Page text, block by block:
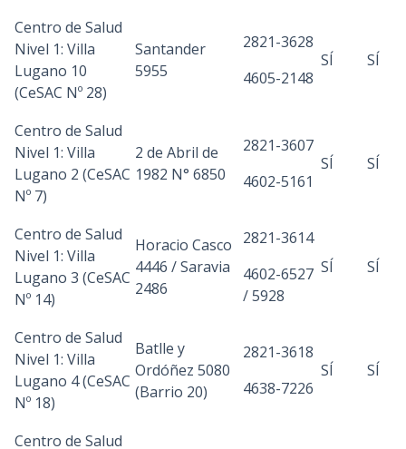
Centro de Salud
Nivel 1: Villa
Lugano 10
(CeSAC Nº 28)
Santander
5955
2821-3628
4605-2148
SÍ SÍ
Centro de Salud
Nivel 1: Villa
Lugano 2 (CeSAC
Nº 7)
2 de Abril de
1982 N° 6850
2821-3607
4602-5161
SÍ SÍ
Centro de Salud
Nivel 1: Villa
Lugano 3 (CeSAC
Nº 14)
Horacio Casco
4446 / Saravia
2486
2821-3614
4602-6527
/ 5928
SÍ SÍ
Centro de Salud
Nivel 1: Villa
Lugano 4 (CeSAC
Nº 18)
Batlle y
Ordóñez 5080
(Barrio 20)
2821-3618
4638-7226
SÍ SÍ
Centro de Salud